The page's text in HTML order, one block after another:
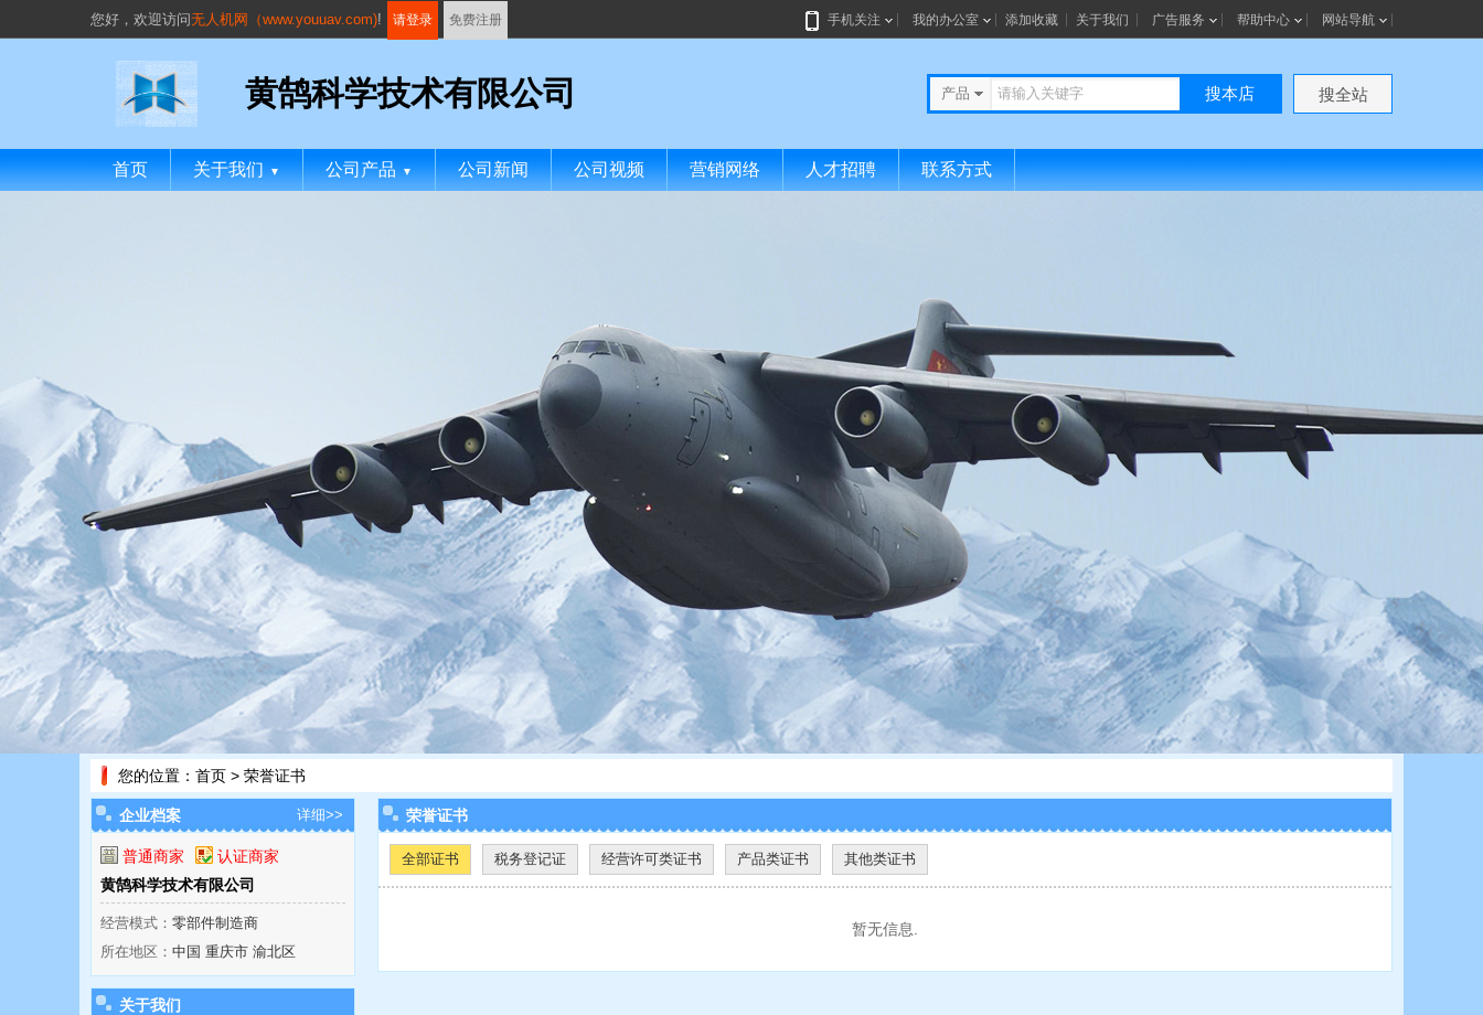
您好， 欢迎访问无人机网（www.youuav.com)! 请登录 免费注册 手机关注 我的办公室 添加收藏 关于我们 广告服务 帮助中心 网站导航
黄鹄科学技术有限公司 产品 搜本店 搜全站
首页 关于我们 ▼ 公司产品 ▼ 公司新闻 公司视频 营销网络 人才招聘 联系方式
您的位置： 首页 > 荣誉证书
企业档案 详细>>
普通商家
认证商家
黄鹄科学技术有限公司
经营模式： 零部件制造商
所在地区： 中国 重庆市 渝北区
关于我们
荣誉证书
全部证书 税务登记证 经营许可类证书 产品类证书 其他类证书
暂无信息.